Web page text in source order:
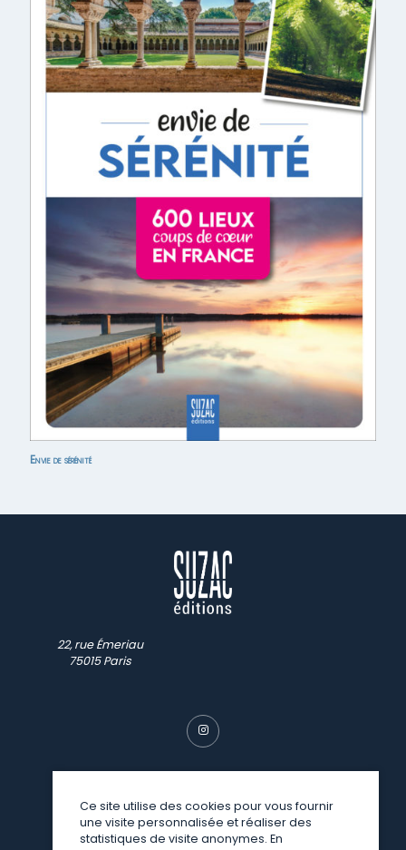
Envie de sérénité
22, rue Émeriau
75015 Paris
© SUZAC 2026
Ce site utilise des cookies pour vous fournir
une visite personnalisée et réaliser des
statistiques de visite anonymes. En